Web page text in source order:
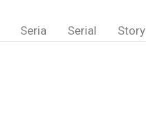
Seria Serial Story